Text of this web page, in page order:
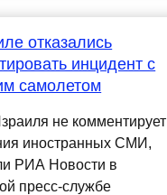
отказались
инцидент с
самолетом
не комментирует
иностранных СМИ,
РИА Новости в
пресс-службе